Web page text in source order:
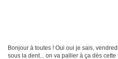
Bonjour à toutes ! Oui oui je sais,
sous la dent... on va pallier à ça dès